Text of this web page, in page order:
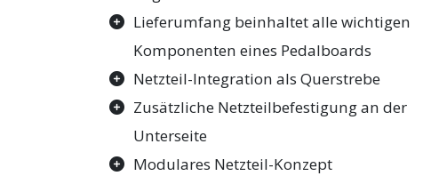
Lieferumfang beinhaltet alle wichtigen
Komponenten eines Pedalboards
Netzteil-Integration als Querstrebe
Zusätzliche Netzteilbefestigung an der
Unterseite
Modulares Netzteil-Konzept